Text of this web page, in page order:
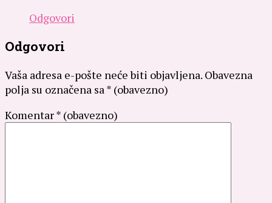
Odgovori
Odgovori
Vaša adresa e-pošte neće biti objavljena. Obavezna
polja su označena sa* (obavezno)
Komentar* (obavezno)